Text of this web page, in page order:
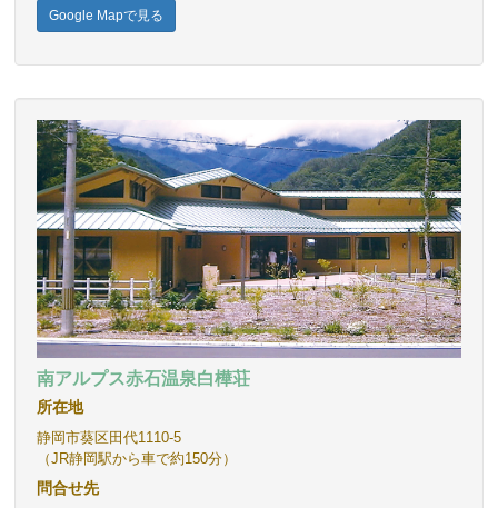
Google Mapで見る
南アルプス赤石温泉白樺荘
所在地
静岡市葵区田代1110-5
（JR静岡駅から車で約150分）
問合せ先